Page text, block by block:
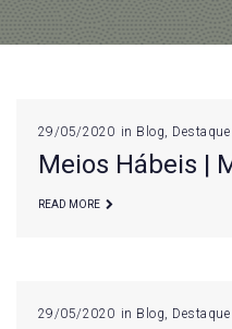
Mês:
maio
29/05/2020 in Blog Destaque
Meios Hábeis |
READ MORE
29/05/2020 in Blog Destaque